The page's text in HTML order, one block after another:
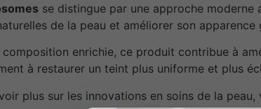
se distingue par une approche
de la peau et améliorer son apparence
composition enrichie, ce produit contribue à
à restaurer un teint plus uniforme et plus
plus sur les innovations en soins de la